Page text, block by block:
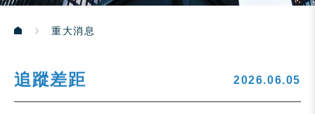
重大消息
追蹤差距 2026.06.05